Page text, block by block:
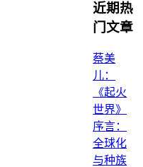
近期热
门文章
蔡美
儿：
《起火
世界》
序言：
全球化
与种族